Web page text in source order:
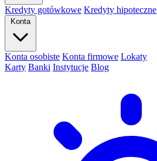
Kredyty gotówkowe Kredyty hipoteczne
Konta
Konta osobiste Konta firmowe Lokaty
Karty Banki Instytucje Blog